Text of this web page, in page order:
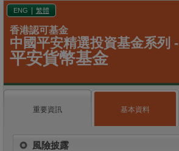
ENG 繁體
香港認可基金
中國平安精選投資基金系列 -
平安貨幣基金
重要資訊 基本資料
風險披露